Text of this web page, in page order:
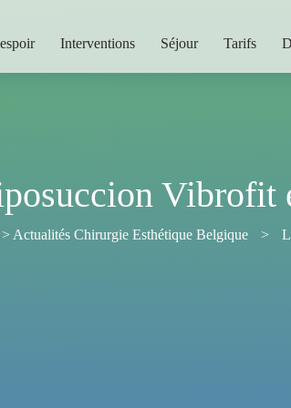
Interventions Séjour Tarifs
Vibrofit
> Actualités Chirurgie Esthétique Belgique >